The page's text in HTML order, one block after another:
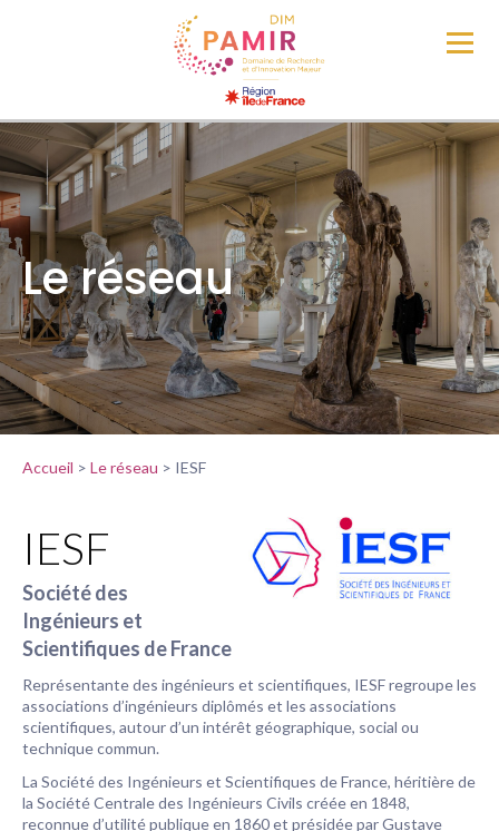
Le réseau
Accueil > Le réseau > IESF
IESF
Société des
Ingénieurs et
Scientifiques de France
Représentante des ingénieurs et scientifiques, IESF regroupe les
associations d’ingénieurs diplômés et les associations
scientifiques, autour d’un intérêt géographique, social ou
technique commun.
La Société des Ingénieurs et Scientifiques de France, héritière de
la Société Centrale des Ingénieurs Civils créée en 1848,
reconnue d’utilité publique en 1860 et présidée par Gustave